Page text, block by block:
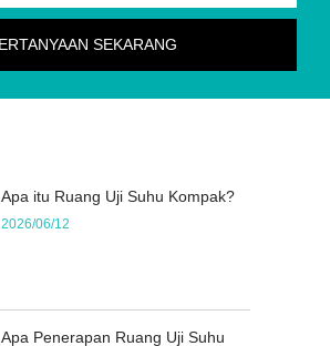
Apa itu Ruang Uji Suhu Kompak?
2026/06/12
Apa Penerapan Ruang Uji Suhu